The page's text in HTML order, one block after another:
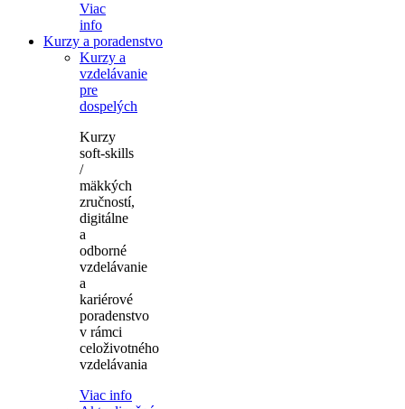
Viac
info
Kurzy a poradenstvo
Kurzy a
vzdelávanie
pre
dospelých
Kurzy
soft-skills
/
mäkkých
zručností,
digitálne
a
odborné
vzdelávanie
a
kariérové
poradenstvo
v rámci
celoživotného
vzdelávania
Viac info